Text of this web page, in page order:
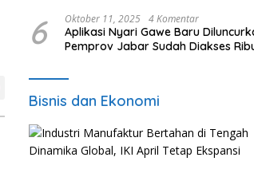
6 Oktober 11, 2025 4 Komentar
Aplikasi Nyari Gawe Baru
Pemprov Jabar Sudah Diakses
Bisnis dan Ekonomi